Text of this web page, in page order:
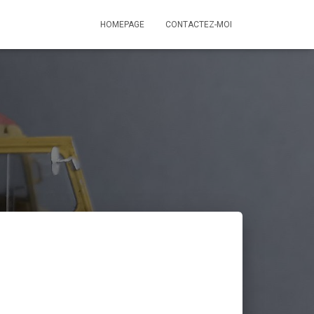
HOMEPAGE CONTACTEZ-MOI